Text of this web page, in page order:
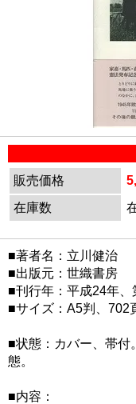
販売価格
在庫数
■著者名：立川健治
■出版元：世織書房
■刊行年：平成24年、
■サイズ：A5判、702
■状態：カバー、帯付
態。
■内容：